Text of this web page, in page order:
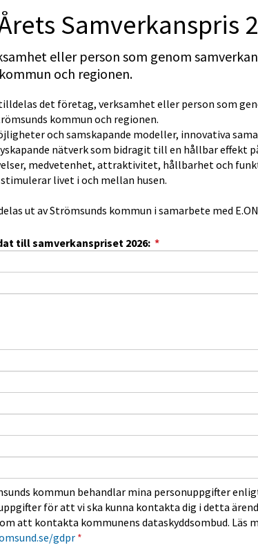
Samverkanspris
eller person som genom
och regionen.
det företag, verksamhet eller person som
kommun och regionen.
och samskapande modeller, innovativa
nätverk som bidragit till en hållbar effekt
medvetenhet, attraktivitet, hållbarhet och
livet i och mellan husen.
ut av Strömsunds kommun i samarbete med E.ON
till samverkanspriset 2026: *(obligatorisk)
kommun behandlar mina personuppgifter
för att vi ska kunna kontakta dig i detta
att kontakta kommunens dataskyddsombud. Läs
gdpr*